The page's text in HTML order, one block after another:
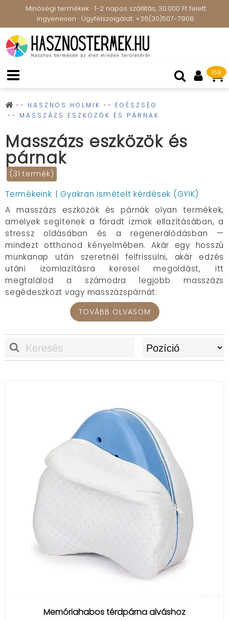
Minőségi termékek · 1-2 napos szállítás, 30.000 Ft felett
ingyenesen · Ügyfélszolgálat: +36(30)507-7908
168
HASZNOS HOLMIK
EGÉSZSÉG
MASSZÁZS ESZKÖZÖK ÉS PÁRNAK
Masszázs eszközök és
párnak
(31 termék)
Termékeink
Gyakran ismételt kérdések (GYIK)
A masszázs eszközök és párnák olyan termékek,
amelyek segítenek a fáradt izmok ellazításában, a
stressz oldásában és a regenerálódásban —
mindezt otthonod kényelmében. Akár egy hosszú
munkanap után szeretnél felfrissülni, akár edzés
utáni izomlazításra keresel megoldást, itt
megtalálod a számodra legjobb masszázs
segédeszközt vagy masszázspárnát.
Mire jók a masszázs eszközök és
A masszázseszközök célja, hogy javítsák a
a legkényelmesebb megoldást nyújtják: egy
mozdulattal elhelyezhetők a kanapén, autóülésen
vagy az irodai székben.
Típusok és funkciók
Elektromos masszázspárnák:
automatikus,
forgó masszázsfejekkel dolgoznak, gyakran
hőfunkcióval is rendelkeznek, amely fokozza a
Kézi masszázseszközök:
egyszerű, hordozható
megoldások, amikkel célzottan kezelheted az
izmokat – például a nyakat, hátat vagy a
aktív életmódot élőknek.
TOVÁBB OLVASOM
Memóriahabos térdpárna alváshoz